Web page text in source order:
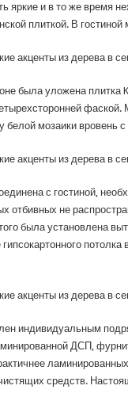
яркие и в то же время
плиткой. В
была уложена плитка
белой мозаики вровень
с гостиной,
отбивных не
была установлена
индивидуальным
ДСП,
средств.